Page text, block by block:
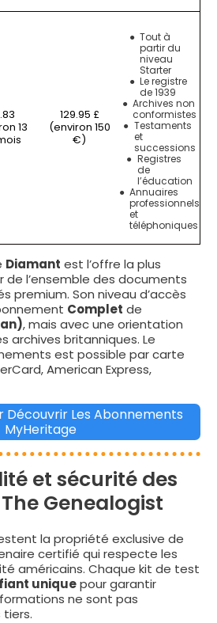
13
129.95 £
(environ 150
€)
Tout à
partir du
niveau
Starter
Le registre
de 1939
Archives non
conformistes
Testaments
et
successions
Registres
de
l’éducation
Annuaires
professionnels
et
téléphoniques
Diamant est l’offre la plus
l’ensemble des documents
premium. Son niveau d’accès
Complet de
, mais avec une orientation
archives britanniques. Le
est possible par carte
American Express,
Découvrir Les Abonnements
MyHeritage
et sécurité des
Genealogist
la propriété exclusive de
certifié qui respecte les
américains. Chaque kit de test
uniquepour garantir
ne sont pas